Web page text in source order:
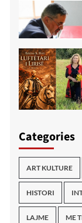
Categories
ART KULTURE
HISTORI
LAJME ME